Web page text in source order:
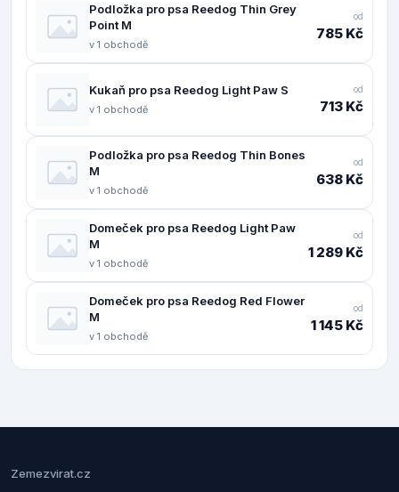
Podložka pro psa Reedog Thin Grey
Point M
v 1 obchodě
od
785 Kč
Kukaň pro psa Reedog Light Paw S
v 1 obchodě
od
713 Kč
Podložka pro psa Reedog Thin Bones
M
v 1 obchodě
od
638 Kč
Domeček pro psa Reedog Light Paw
M
v 1 obchodě
od
1 289 Kč
Domeček pro psa Reedog Red Flower
M
v 1 obchodě
od
1 145 Kč
Zemezvirat.cz